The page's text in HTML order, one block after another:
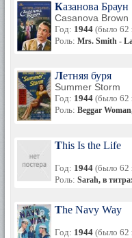
Казанова Браун
Casanova Brown
Год: 1944 (было 62
Роль: Mrs. Smith -
Летняя буря
Summer Storm
Год: 1944 (было 62
Роль: Beggar
This Is the Life
Год: 1944 (было 62
Роль: Sarah, в
The Navy Way
Год: 1944 (было 62